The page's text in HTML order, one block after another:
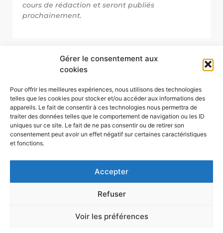
Gérer le consentement aux
cookies
Pour offrir les meilleures expériences, nous utilisons des technologies
telles que les cookies pour stocker et/ou accéder aux informations des
appareils. Le fait de consentir à ces technologies nous permettra de
traiter des données telles que le comportement de navigation ou les ID
uniques sur ce site. Le fait de ne pas consentir ou de retirer son
consentement peut avoir un effet négatif sur certaines caractéristiques
et fonctions.
Accepter
Refuser
Voir les préférences
cours de rédaction et seront publiés
prochainement.